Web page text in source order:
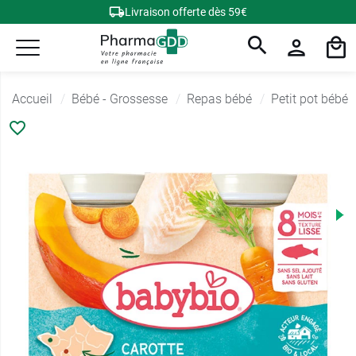
Livraison offerte dès 59€
Accueil Bébé - Grossesse Repas bébé Petit pot bébé